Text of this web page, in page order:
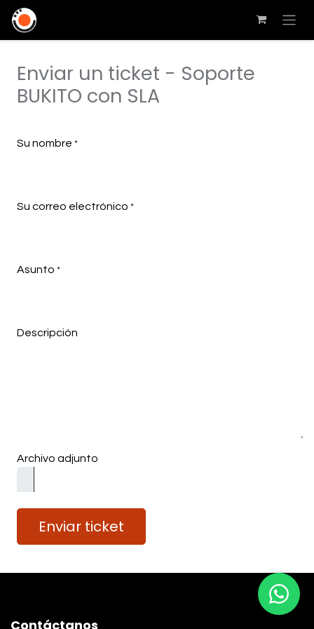
Enviar un ticket - Soporte
BUKITO con SLA
Su nombre *
Su correo electrónico *
Asunto *
Descripción
Archivo adjunto
Enviar ticket
Contáctanos